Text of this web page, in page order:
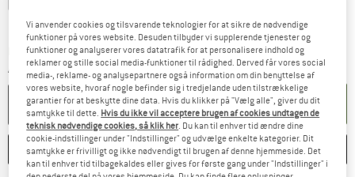
Størrelsestabel
Leveringstid: 4-6 arbejdsdageLinket åbnes i en infoboks og indeholder
Antal:
LÆG I KURV
HUSKE SAMMENLIGNE
Vi anvender cookies og tilsvarende teknologier for at sikre de nødvendige
funktioner på vores website. Desuden tilbyder vi supplerende tjenester og
funktioner og analyserer vores datatrafik for at personalisere indhold og
reklamer og stille social media-funktioner til rådighed. Derved får vores social
media-, reklame- og analysepartnere også information om din benyttelse af
vores website, hvoraf nogle befinder sig i tredjelande uden tilstrækkelige
garantier for at beskytte dine data. Hvis du klikker på "Vælg alle", giver du dit
samtykke til dette. Hvis du ikke vil acceptere brugen af cookies undtagen de
teknisk nødvendige cookies, så klik her. Du kan til enhver tid ændre dine
cookie-indstillinger under "Indstillinger" og udvælge enkelte kategorier. Dit
samtykke er frivilligt og ikke nødvendigt til brugen af denne hjemmeside. Det
kan til enhver tid tilbagekaldes eller gives for første gang under "Indstillinger" i